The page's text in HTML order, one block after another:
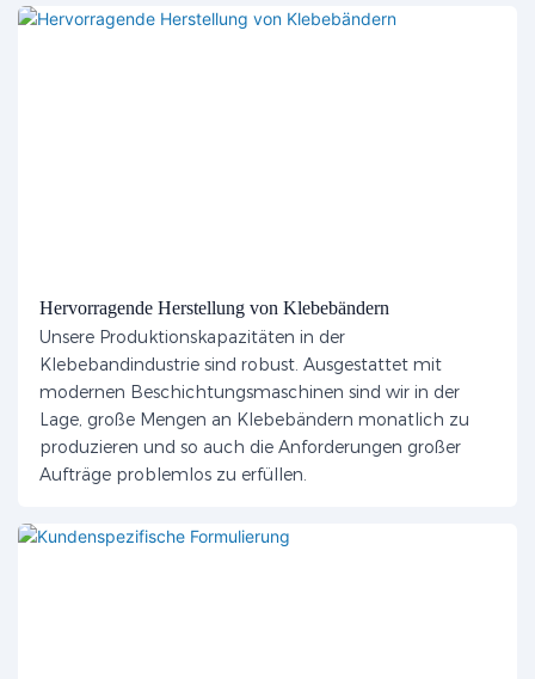
Hervorragende Herstellung von Klebebändern
Unsere Produktionskapazitäten in der
Klebebandindustrie sind robust. Ausgestattet mit
modernen Beschichtungsmaschinen sind wir in der
Lage, große Mengen an Klebebändern monatlich zu
produzieren und so auch die Anforderungen großer
Aufträge problemlos zu erfüllen.